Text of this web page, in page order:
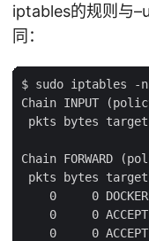
iptables的规则与
同：
$ sudo iptables -
Chain INPUT
pkts bytes
Chain FORWARD
pkts bytes
0     0
0     0
0     0